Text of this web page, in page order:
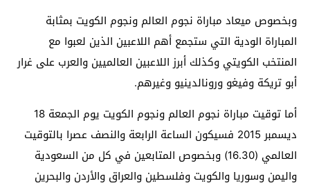
وبخصوص ميعاد مباراة نجوم العالم ونجوم الكويت بمثابة
المباراة الودية التي ستجمع أهم اللاعبين الذين لعبوا مع
المنتخب الكويتي وكذلك أبرز اللاعبين العالميين والعرب على غرار
أبو تريكة وفيغو ورونالدينيو وغيرهم.
أما توقيت مباراة نجوم العالم ونجوم الكويت يوم الجمعة 18
ديسمبر 2015 فسيكون الساعة الرابعة والنصف عصرا بالتوقيت
العالمي (16.30) وبخصوص المتابعين في كل من السعودية
واليمن وسوريا والكويت وفلسطين والعراق والأردن والبحرين